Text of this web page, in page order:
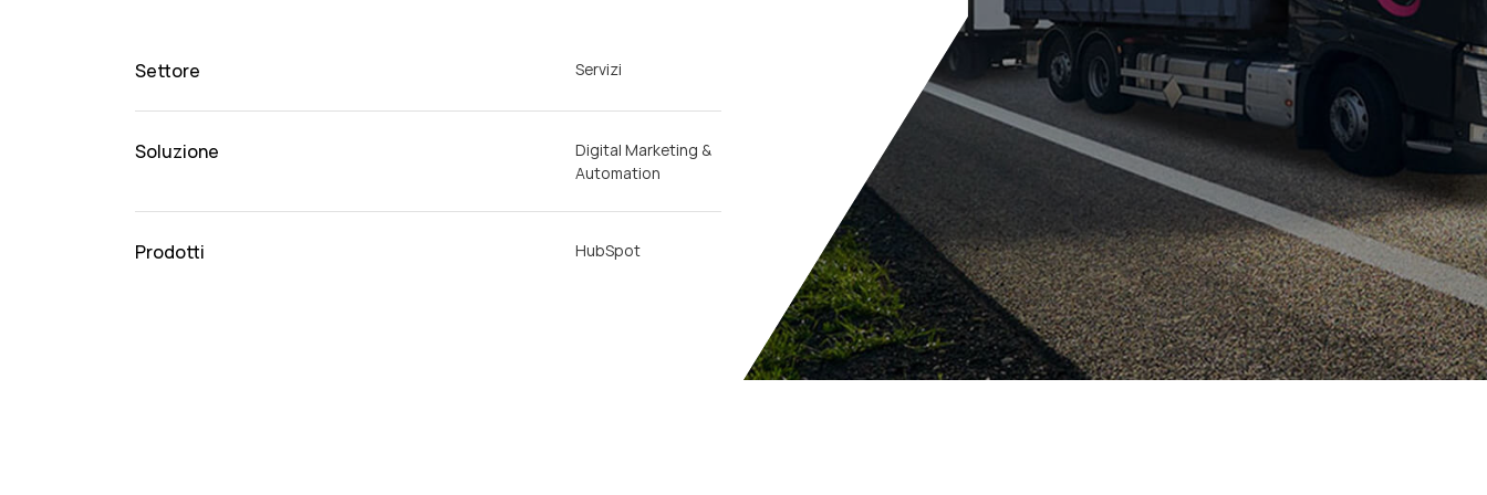
Settore Servizi
Soluzione
Digital Marketing &
Automation
Prodotti HubSpot